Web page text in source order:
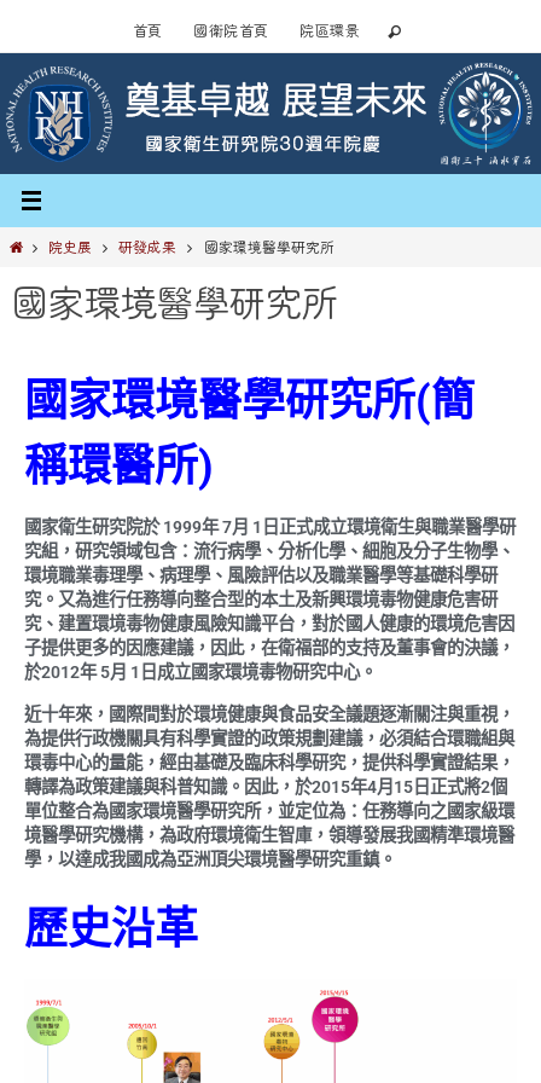
首頁 國衛院首頁 院區環景
院史展 研發成果 國家環境醫學研究所
國家環境醫學研究所
國家環境醫學研究所(簡
稱環醫所)
國家衛生研究院於 1999年 7月 1日正式成立環境衛生與職業醫學研
究組，研究領域包含：流行病學、分析化學、細胞及分子生物學、
環境職業毒理學、病理學、風險評估以及職業醫學等基礎科學研
究。又為進行任務導向整合型的本土及新興環境毒物健康危害研
究、建置環境毒物健康風險知識平台，對於國人健康的環境危害因
子提供更多的因應建議，因此，在衛福部的支持及董事會的決議，
於2012年 5月 1日成立國家環境毒物研究中心。
近十年來，國際間對於環境健康與食品安全議題逐漸關注與重視，
為提供行政機關具有科學實證的政策規劃建議，必須結合環職組與
環毒中心的量能，經由基礎及臨床科學研究，提供科學實證結果，
轉譯為政策建議與科普知識。因此，於2015年4月15日正式將2個
單位整合為國家環境醫學研究所，並定位為：任務導向之國家級環
境醫學研究機構，為政府環境衛生智庫，領導發展我國精準環境醫
學，以達成我國成為亞洲頂尖環境醫學研究重鎮。
歷史沿革